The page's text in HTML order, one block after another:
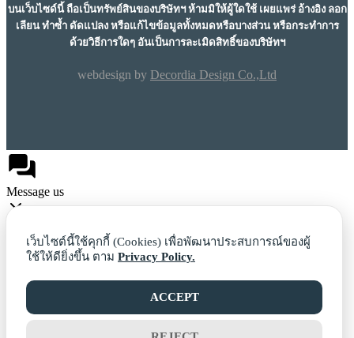
บนเว็บไซด์นี้ ถือเป็นทรัพย์สินของบริษัทฯ ห้ามมิให้ผู้ใดใช้ เผยแพร่ อ้างอิง ลอก
เลียน ทำซ้ำ ดัดแปลง หรือแก้ไขข้อมูลทั้งหมดหรือบางส่วน หรือกระทำการ
ด้วยวิธีการใดๆ อันเป็นการละเมิดสิทธิ์ของบริษัทฯ
webdesign by Decordia Design Co.,Ltd
Message us
เว็บไซต์นี้ใช้คุกกี้ (Cookies) เพื่อพัฒนาประสบการณ์ของผู้
ใช้ให้ดียิ่งขึ้น ตาม Privacy Policy.
ACCEPT